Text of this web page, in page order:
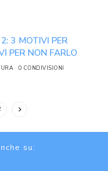
3 MOTIVI PER
PER NON FARLO
0 CONDIVISIONI
su: